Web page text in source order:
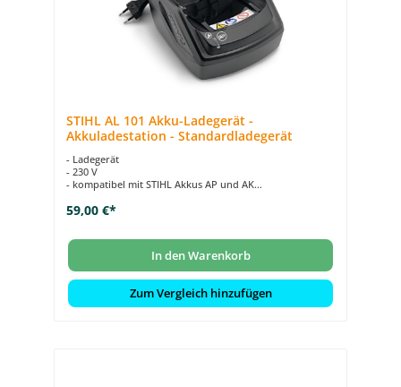
STIHL AL 101 Akku-Ladegerät -
Akkuladestation - Standardladegerät
- Ladegerät
- 230 V
- kompatibel mit STIHL Akkus AP und AK
59,00 €*
In den Warenkorb
Zum Vergleich hinzufügen